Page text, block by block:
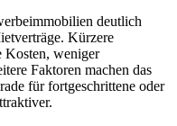
deutlich
Kürzere
Kosten, weniger
Faktoren machen das
für fortgeschrittene oder